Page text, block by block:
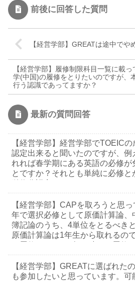
前後に回答した質問
【経営学部】GREATは途中でや
【経営学部】履修制限科目一覧に載
学(中国)の履修をとりたいのですが、
行う認識であってますか？
最新の質問回答
【経営学部】経営学部でTOEIC
認定出来ると聞いたのですが、例
れれば春学期にある英語の必修が
とですか？それとも単純に必修と
【経営学部】CAPを取ろうと思
年で選択必修として原価計算論、
簿記論のうち、4単位をとるべき
原価計算論は1年生から取れるの
に履修するか、1年の時には履修
【経営学部】GREATに選ばれた
も参加したいと思っています。可